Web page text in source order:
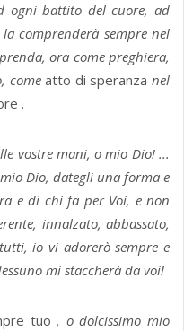
ogni battito del cuore, ad
comprenderà sempre nel
ora come preghiera,
comeatto di speranzanel
.
vostre mani, o mio Dio! ...
Dio, dategli una forma e
e di chi fa per Voi, e non
innalzato, abbassato,
io vi adorerò sempre e
mi staccherà da voi!
tuo, o dolcissimo mio